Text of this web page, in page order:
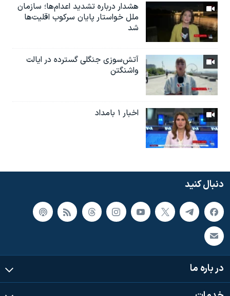
هشدار درباره تشدید اعدام‌ها؛ سازمان
ملل خواستار پایان سرکوب اقلیت‌ها
شد
آتش‌سوزی جنگلی گسترده در ایالت
واشنگتن
اخبار ۱ بامداد
دنبال کنید
در باره ما